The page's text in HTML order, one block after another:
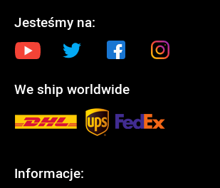
Jesteśmy na:
We ship worldwide
Informacje: